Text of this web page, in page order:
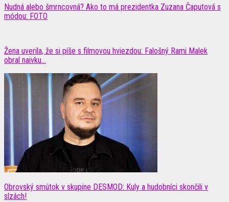
Nudná alebo šmrncovná? Ako to má prezidentka Zuzana Čaputová s
módou: FOTO
Žena uverila, že si píše s filmovou hviezdou: Falošný Rami Malek
obral naivku...
Obrovský smútok v skupine DESMOD: Kuly a hudobníci skončili v
slzách!